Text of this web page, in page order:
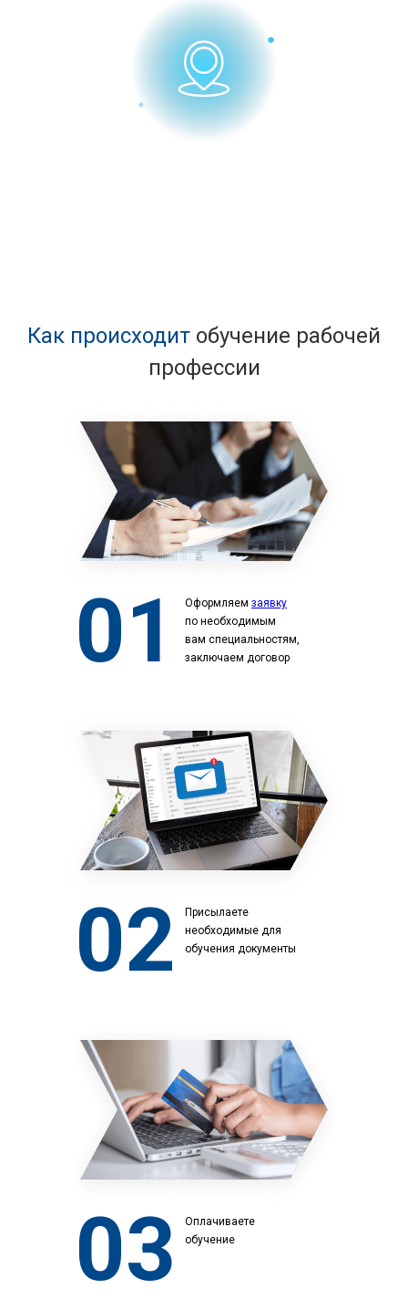
Как происходит обучение рабочей
профессии
01 Оформляем заявку
по необходимым
вам специальностям,
заключаем договор
02
Присылаете
необходимые для
обучения документы
03
Оплачиваете
обучение